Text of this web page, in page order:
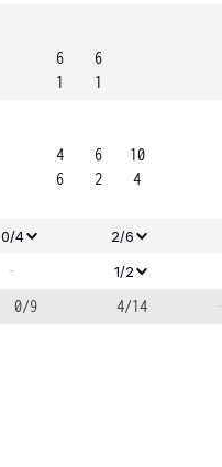
6
1
6
1
4
6
6
2
10
4
0/4
2/6
- 1/2
0/9 4/14